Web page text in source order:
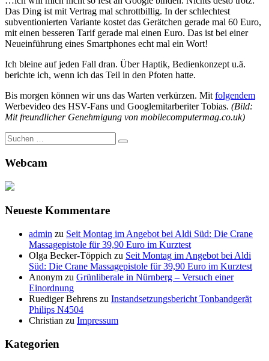
Das Ding ist mit Vertrag mal schrottbillig. In der schlechtest
subventionierten Variante kostet das Gerätchen gerade mal 60 Euro,
mit einen besseren Tarif gerade mal einen Euro. Das ist bei einer
Neueinführung eines Smartphones echt mal ein Wort!
Ich bleine auf jeden Fall dran. Über Haptik, Bedienkonzept u.ä.
berichte ich, wenn ich das Teil in den Pfoten hatte.
Bis morgen können wir uns das Warten verkürzen. Mit folgendem
Werbevideo des HSV-Fans und Googlemitarberiter Tobias. (Bild:
Mit freundlicher Genehmigung von mobilecomputermag.co.uk)
Suche
nach:
Webcam
Neueste Kommentare
admin zu Seit Montag im Angebot bei Aldi Süd: Die Crane
Massagepistole für 39,90 Euro im Kurztest
Olga Becker-Töppich zu Seit Montag im Angebot bei Aldi
Süd: Die Crane Massagepistole für 39,90 Euro im Kurztest
Anonym zu Grünliberale in Nürnberg – Versuch einer
Einordnung
Ruediger Behrens zu Instandsetzungsbericht Tonbandgerät
Philips N4504
Christian zu Impressum
Kategorien